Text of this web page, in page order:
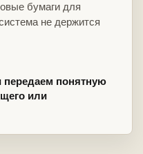
бумаги для
не держится
понятную
или